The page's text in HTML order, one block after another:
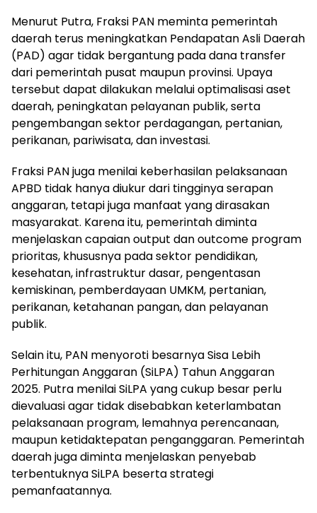
Menurut Putra, Fraksi PAN meminta pemerintah
daerah terus meningkatkan Pendapatan Asli Daerah
(PAD) agar tidak bergantung pada dana transfer
dari pemerintah pusat maupun provinsi. Upaya
tersebut dapat dilakukan melalui optimalisasi aset
daerah, peningkatan pelayanan publik, serta
pengembangan sektor perdagangan, pertanian,
perikanan, pariwisata, dan investasi.
Fraksi PAN juga menilai keberhasilan pelaksanaan
APBD tidak hanya diukur dari tingginya serapan
anggaran, tetapi juga manfaat yang dirasakan
masyarakat. Karena itu, pemerintah diminta
menjelaskan capaian output dan outcome program
prioritas, khususnya pada sektor pendidikan,
kesehatan, infrastruktur dasar, pengentasan
kemiskinan, pemberdayaan UMKM, pertanian,
perikanan, ketahanan pangan, dan pelayanan
publik.
Selain itu, PAN menyoroti besarnya Sisa Lebih
Perhitungan Anggaran (SiLPA) Tahun Anggaran
2025. Putra menilai SiLPA yang cukup besar perlu
dievaluasi agar tidak disebabkan keterlambatan
pelaksanaan program, lemahnya perencanaan,
maupun ketidaktepatan penganggaran. Pemerintah
daerah juga diminta menjelaskan penyebab
terbentuknya SiLPA beserta strategi
pemanfaatannya.